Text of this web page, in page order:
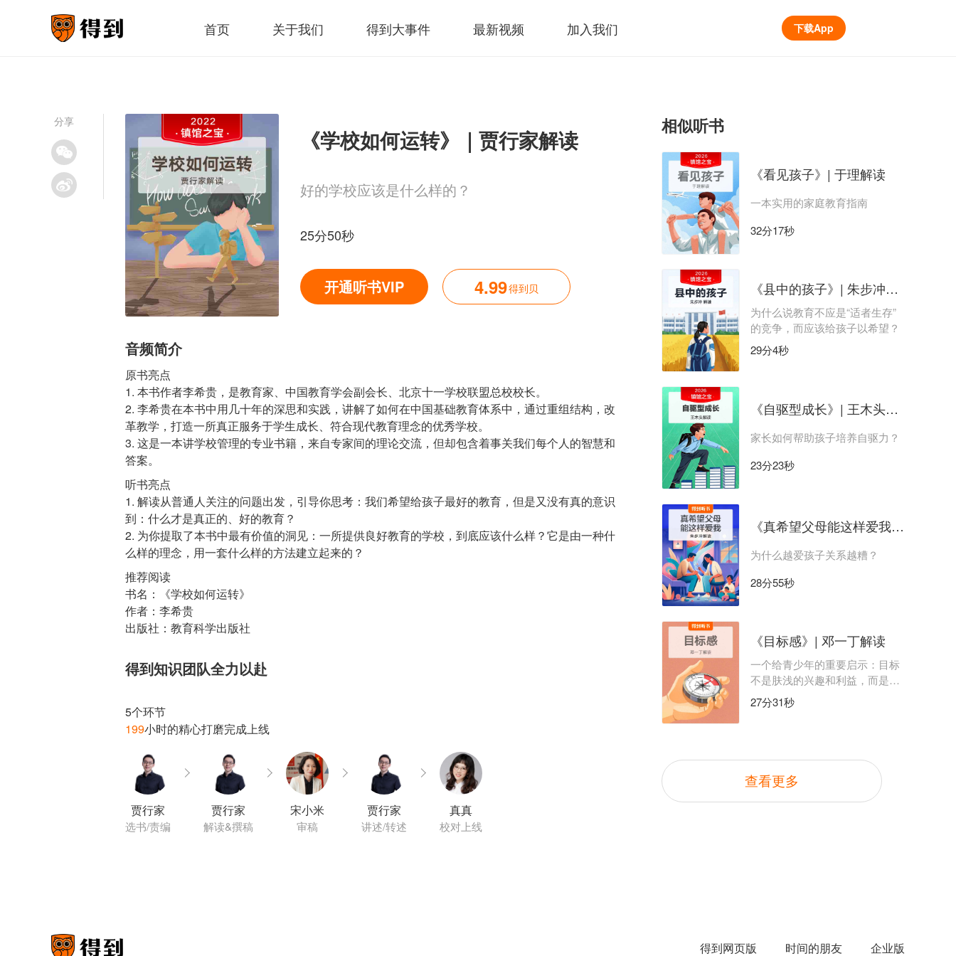
首页 关于我们 得到大事件 最新视频 加入我们 下载App
分享
《学校如何运转》｜贾行家解读
好的学校应该是什么样的？
25分50秒
开通听书VIP 4.99得到贝
音频简介
原书亮点
1. 本书作者李希贵，是教育家、中国教育学会副会长、北京十一学校联盟总校校长。
2. 李希贵在本书中用几十年的深思和实践，讲解了如何在中国基础教育体系中，通过重组结构，改
革教学，打造一所真正服务于学生成长、符合现代教育理念的优秀学校。
3. 这是一本讲学校管理的专业书籍，来自专家间的理论交流，但却包含着事关我们每个人的智慧和
听书亮点
1. 解读从普通人关注的问题出发，引导你思考：我们希望给孩子最好的教育，但是又没有真的意识
到：什么才是真正的、好的教育？
2. 为你提取了本书中最有价值的洞见：一所提供良好教育的学校，到底应该什么样？它是由一种什
推荐阅读
书名：《学校如何运转》
作者：李希贵
出版社：教育科学出版社
得到知识团队全力以赴
5个环节
199
小时的精心打磨完成上线
贾行家
选书/责编
贾行家
解读&撰稿
宋小米
审稿
贾行家
讲述/转述
真真
校对上线
相似听书
《看见孩子》| 于理解读
一本实用的家庭教育指南
32分17秒
《县中的孩子》| 朱步冲解读
为什么说教育不应是“适者生存”
的竞争，而应该给孩子以希望？
29分4秒
《自驱型成长》| 王木头解读
家长如何帮助孩子培养自驱力？
23分23秒
《真希望父母能这样爱我》| 朱步冲解读
为什么越爱孩子关系越糟？
28分55秒
《目标感》| 邓一丁解读
一个给青少年的重要启示：目标
不是肤浅的兴趣和利益，而是一
个你关心的真问题。
27分31秒
查看更多
得到网页版 时间的朋友 企业版